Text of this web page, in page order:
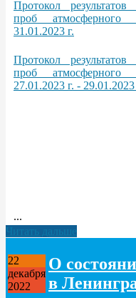
Протокол результатов
проб атмосферного
31.01.2023 г.
Протокол результатов
проб атмосферного
27.01.2023 г. - 29.01.2023
...
Читать дальше
22
декабря
2022
О
в